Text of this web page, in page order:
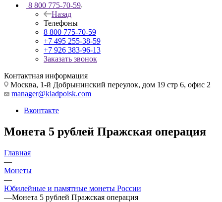
8 800 775-70-59
Назад
Телефоны
8 800 775-70-59
+7 495 255-38-59
+7 926 383-96-13
Заказать звонок
Контактная информация
Москва, 1-й Добрынинский переулок, дом 19 стр 6, офис 2
manager@kladpoisk.com
Вконтакте
Монета 5 рублей Пражская операция
Главная
—
Монеты
—
Юбилейные и памятные монеты России
—Монета 5 рублей Пражская операция